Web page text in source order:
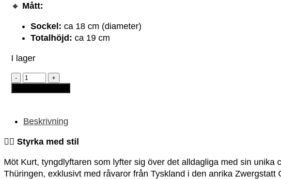
🔸 Mått:
Sockel: ca 18 cm (diameter)
Totalhöjd: ca 19 cm
I lager
Keramikfigur
–
Tyngdlyftaren
Beskrivning
🏋️‍♂️ Styrka med stil
Möt Kurt, tyngdlyftaren som lyfter sig över det alldagliga med sin
Thüringen, exklusivt med råvaror från Tyskland i den anrika